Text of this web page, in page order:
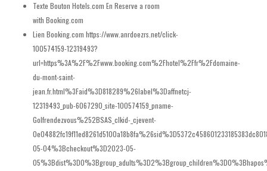
Texte Bouton Hotels.com En Reserve a room
with Booking.com
Lien Booking.com https://www.anrdoezrs.net/click-
100574159-12319493?
url=https%3A%2F%2Fwww.booking.com%2Fhotel%2Ffr%2Fdomaine-
du-mont-saint-
jean.fr.html%3Faid%3D818289%26label%3Daffnetcj-
12319493_pub-6067290_site-100574159_pname-
Golfrendezvous%252BSAS_clkid-_cjevent-
05-04%3Bcheckout%3D2023-05-